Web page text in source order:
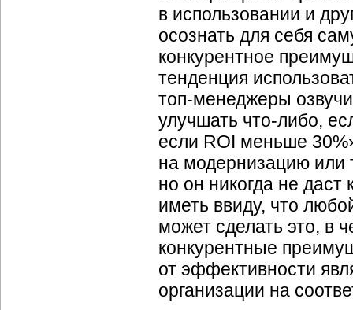
в использовании и
осознать для себя
конкурентное
тенденция
топ-менеджеры
улучшать что-либо,
если ROI меньше
на модернизацию или
но он никогда не
иметь ввиду, что
может сделать это, в
конкурентные
от эффективности
организации на